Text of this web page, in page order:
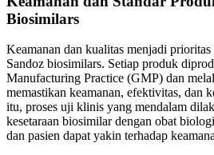
Biosimilars
Keamanan dan kualitas menjadi
Sandoz biosimilars. Setiap produk
Manufacturing Practice (GMP) dan
memastikan keamanan, efektivitas, dan
itu, proses uji klinis yang mendalam
kesetaraan biosimilar dengan obat
dan pasien dapat yakin terhadap